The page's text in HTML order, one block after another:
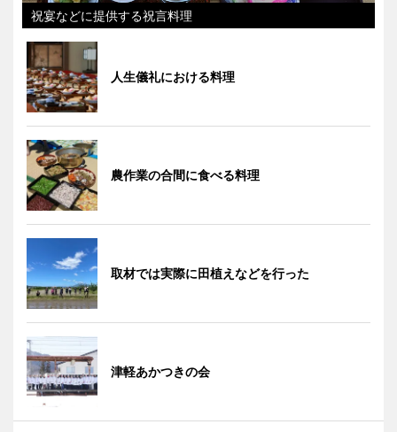
祝宴などに提供する祝言料理
人生儀礼における料理
農作業の合間に食べる料理
取材では実際に田植えなどを行った
津軽あかつきの会